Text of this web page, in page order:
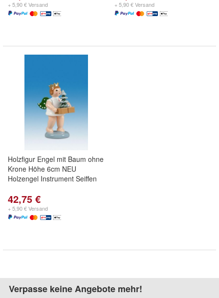
+ 5,90 € Versand + 5,90 € Versand
Holzfigur Engel mit Baum ohne
Krone Höhe 6cm NEU
Holzengel Instrument Seiffen
42,75 €
+ 5,90 € Versand
Verpasse keine Angebote mehr!